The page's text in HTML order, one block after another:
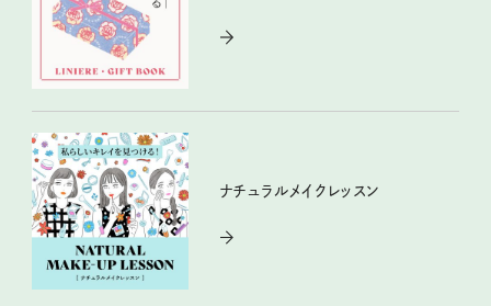
ナチュラルメイクレッスン